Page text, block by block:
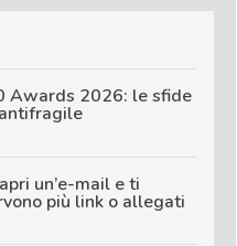
Awards 2026: le sfide
un’e-mail e ti
più link o allegati